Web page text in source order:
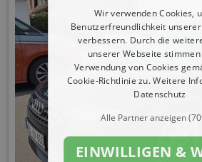
Wir verwenden Cookies,
Benutzerfreundlichkeit
verbessern. Durch die
unserer Webseite
Verwendung von Cookies
Cookie-Richtlinie zu.Weitere
Datenschutz
Alle Partner anzeigen
EINWILLIGEN &